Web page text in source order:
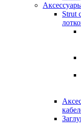
Strut